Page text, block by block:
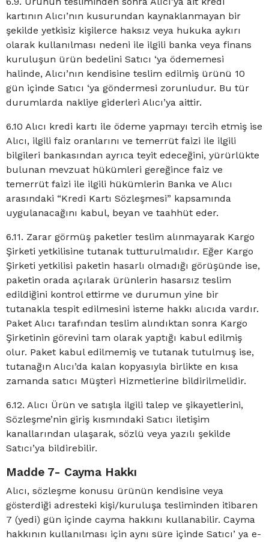
kartının Alıcı’nın kusurundan kaynaklanmayan bir
şekilde yetkisiz kişilerce haksız veya hukuka aykırı
olarak kullanılması nedeni ile ilgili banka veya finans
kuruluşun ürün bedelini Satıcı ‘ya ödememesi
halinde, Alıcı’nın kendisine teslim edilmiş ürünü 10
gün içinde Satıcı ‘ya göndermesi zorunludur. Bu tür
durumlarda nakliye giderleri Alıcı’ya aittir.
6.10 Alıcı kredi kartı ile ödeme yapmayı tercih etmiş ise
Alıcı, ilgili faiz oranlarını ve temerrüt faizi ile ilgili
bilgileri bankasından ayrıca teyit edeceğini, yürürlükte
bulunan mevzuat hükümleri gereğince faiz ve
temerrüt faizi ile ilgili hükümlerin Banka ve Alıcı
arasındaki “Kredi Kartı Sözleşmesi” kapsamında
uygulanacağını kabul, beyan ve taahhüt eder.
6.11. Zarar görmüş paketler teslim alınmayarak Kargo
Şirketi yetkilisine tutanak tutturulmalıdır. Eğer Kargo
Şirketi yetkilisi paketin hasarlı olmadığı görüşünde ise,
paketin orada açılarak ürünlerin hasarsız teslim
edildiğini kontrol ettirme ve durumun yine bir
tutanakla tespit edilmesini isteme hakkı alıcıda vardır.
Paket Alıcı tarafından teslim alındıktan sonra Kargo
Şirketinin görevini tam olarak yaptığı kabul edilmiş
olur. Paket kabul edilmemiş ve tutanak tutulmuş ise,
tutanağın Alıcı’da kalan kopyasıyla birlikte en kısa
zamanda satıcı Müşteri Hizmetlerine bildirilmelidir.
6.12. Alıcı Ürün ve satışla ilgili talep ve şikayetlerini,
Sözleşme’nin giriş kısmındaki Satıcı iletişim
kanallarından ulaşarak, sözlü veya yazılı şekilde
Satıcı’ya bildirebilir.
Madde 7- Cayma Hakkı
Alıcı, sözleşme konusu ürünün kendisine veya
gösterdiği adresteki kişi/kuruluşa tesliminden itibaren
7 (yedi) gün içinde cayma hakkını kullanabilir. Cayma
hakkının kullanılması için aynı süre içinde Satıcı’ ya e-